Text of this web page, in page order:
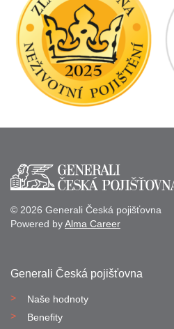
© 2026 Generali Česká pojišťovna
Powered byAlma Career
Generali Česká pojišťovna
Naše hodnoty
Benefity